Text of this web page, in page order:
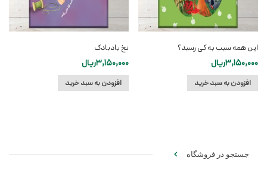
این همه سیب به کی رسید؟
3,150,000ریال
افزودن به سبد خرید
نخ بادبادک
3,150,000ریال
افزودن به سبد خرید
جستجو در فروشگاه